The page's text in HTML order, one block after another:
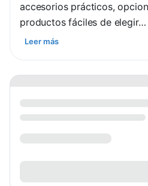
accesorios prácticos,
productos fáciles de elegir…
Leer más